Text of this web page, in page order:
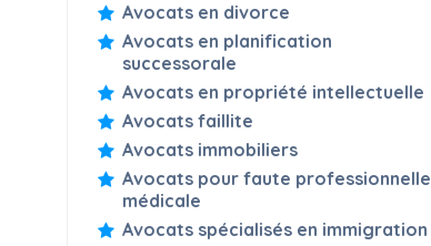
Avocats en divorce
Avocats en planification
successorale
Avocats en propriété intellectuelle
Avocats faillite
Avocats immobiliers
Avocats pour faute professionnelle
médicale
Avocats spécialisés en immigration